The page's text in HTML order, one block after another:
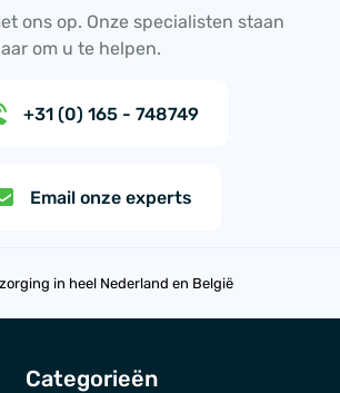
ons op. Onze specialisten staan
om u te helpen.
+31 (0) 165 - 748749
Email onze experts
in heel Nederland en België
Categorieën